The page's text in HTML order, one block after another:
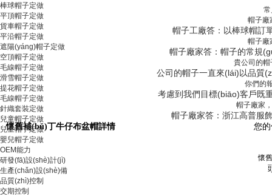
棒球帽子定做
平頂帽子定做
貨車帽子定做
平沿帽子定做
遮陽(yáng)帽子定做
空頂帽子定做
毛線帽子定做
滑雪帽子定做
提花帽子定做
毛線帽子定做
針織套裝定做
兒童帽子定做
兒童帽子定做
嬰兒帽子定做
OEM能力
研發(fā)設(shè)計(jì)
生產(chǎn)設(shè)備
品質(zhì)控制
交期控制
帽子廠
帽子工廠答：以棒球帽訂單
帽子廠
帽子廠家答：帽子的常規
貴公司的帽
公司的帽子一直來(lái)以品質
你們的
考慮到我們目標(biāo)客戶既重
帽子廠家
帽子廠家答：浙江高普服
懷舊補(bǔ)丁牛仔布盆帽詳情 您
懷